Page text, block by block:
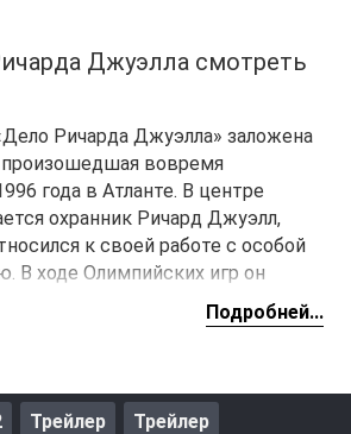
Джуэлла смотреть
Ричарда Джуэлла» заложена
произошедшая вовремя
года в Атланте. В центре
охранник Ричард Джуэлл,
к своей работе с особой
В ходе Олимпийских игр он
охранника и вовремя
в парке тщательно следить за
Подробней...
Трейлер Трейлер